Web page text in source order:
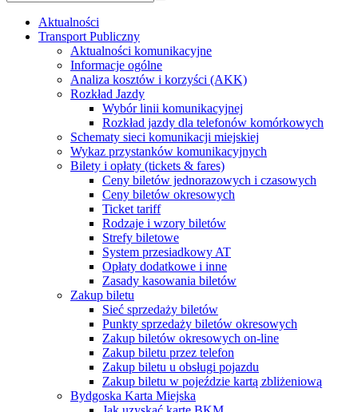
Aktualności
Transport Publiczny
Aktualności komunikacyjne
Informacje ogólne
Analiza kosztów i korzyści (AKK)
Rozkład Jazdy
Wybór linii komunikacyjnej
Rozkład jazdy dla telefonów komórkowych
Schematy sieci komunikacji miejskiej
Wykaz przystanków komunikacyjnych
Bilety i opłaty (tickets & fares)
Ceny biletów jednorazowych i czasowych
Ceny biletów okresowych
Ticket tariff
Rodzaje i wzory biletów
Strefy biletowe
System przesiadkowy AT
Opłaty dodatkowe i inne
Zasady kasowania biletów
Zakup biletu
Sieć sprzedaży biletów
Punkty sprzedaży biletów okresowych
Zakup biletów okresowych on-line
Zakup biletu przez telefon
Zakup biletu u obsługi pojazdu
Zakup biletu w pojeździe kartą zbliżeniową
Bydgoska Karta Miejska